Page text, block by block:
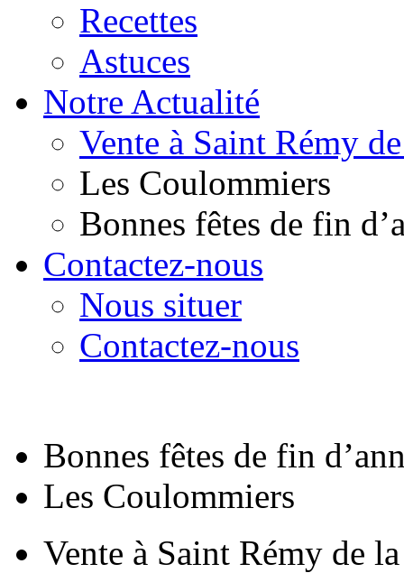
Recettes
Astuces
Notre Actualité
Vente à Saint Rémy
Les Coulommiers
Bonnes fêtes de fin
Contactez-nous
Nous situer
Contactez-nous
Bonnes fêtes de fin
Les Coulommiers
Vente à Saint Rémy de